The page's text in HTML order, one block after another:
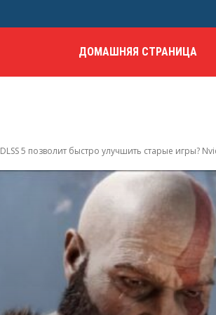
ДОМАШНЯЯ СТРАНИЦА
DLSS 5 позволит быстро улучшить старые игры?